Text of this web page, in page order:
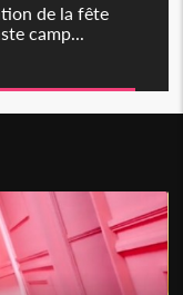
de la fête
camp...